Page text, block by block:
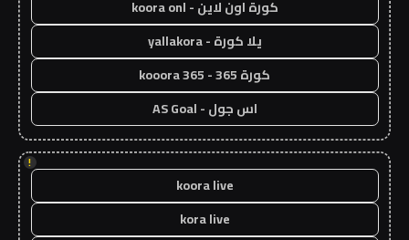
كورة اون لاين - koora onl
يلا كورة - yallakora
كورة 365 - kooora 365
اس جول - AS Goal
!
koora live
kora live